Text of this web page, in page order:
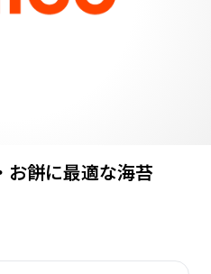
お餅に最適な海苔